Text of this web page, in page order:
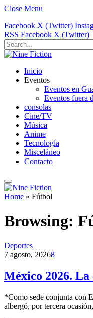
Close Menu
Facebook X (Twitter)
RSS Facebook X (Twitter)
Inicio
Eventos
Eventos en
Eventos fuera
consolas
Cine/TV
Música
Anime
Tecnología
Misceláneo
Contacto
Home » Fútbol
Browsing:
Deportes
7 agosto, 20268
México 2026.
*Como sede conjunta con
albergó, por tercera